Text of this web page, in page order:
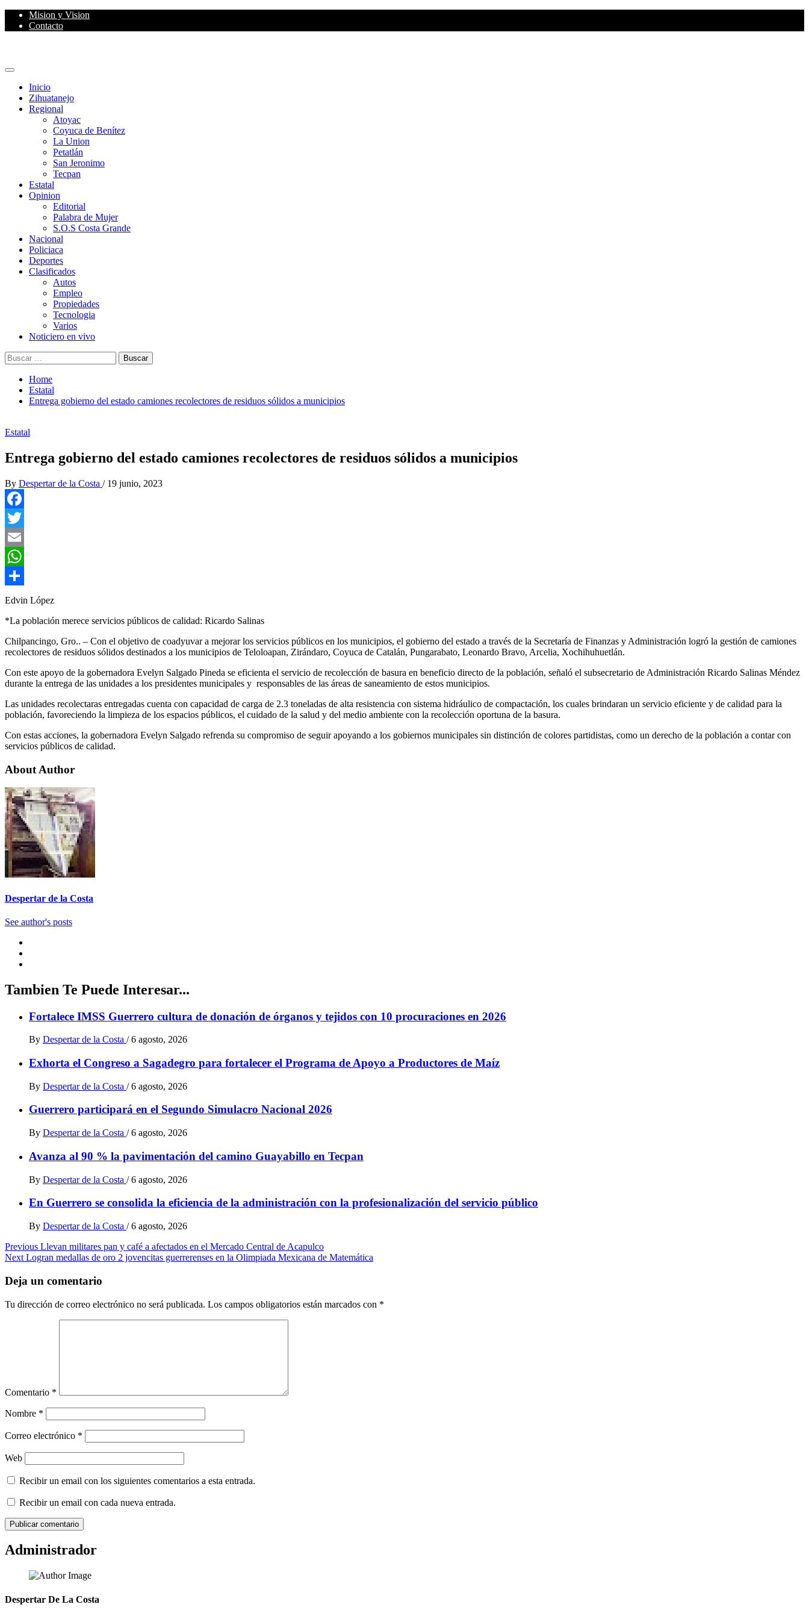
Skip
Mision y Vision
Contacto
Primary
Inicio
Zihuatanejo
Regional
Atoyac
Coyuca de Benítez
La Union
Petatlán
San Jeronimo
Tecpan
Estatal
Opinion
Editorial
Palabra de Mujer
S.O.S Costa Grande
Nacional
Policiaca
Deportes
Clasificados
Autos
Empleo
Propiedades
Tecnologia
Varios
Noticiero en vivo
Buscar:
Home
Estatal
Entrega gobierno del estado camiones recolectores de residuos sólidos a municipios
Estatal
Entrega gobierno del estado camiones recolectores de residuos sólidos a municipios
By Despertar de la Costa / 19 junio, 2023
Facebook
Twitter
Email
WhatsApp
Compartir
Edvin López
*La población merece servicios públicos de calidad: Ricardo Salinas
Chilpancingo, Gro.. – Con el objetivo de coadyuvar a mejorar los servicios públicos en los municipios, el gobierno del estado a través de la Secretaría de Finanzas y Administración logró la gestión de camiones
recolectores de residuos sólidos destinados a los municipios de Teloloapan, Zirándaro, Coyuca de Catalán, Pungarabato, Leonardo Bravo, Arcelia, Xochihuhuetlán.
Con este apoyo de la gobernadora Evelyn Salgado Pineda se eficienta el servicio de recolección de basura en beneficio directo de la población, señaló el subsecretario de Administración Ricardo Salinas Méndez
durante la entrega de las unidades a los presidentes municipales y responsables de las áreas de saneamiento de estos municipios.
Las unidades recolectaras entregadas cuenta con capacidad de carga de 2.3 toneladas de alta resistencia con sistema hidráulico de compactación, los cuales brindaran un servicio eficiente y de calidad para la
población, favoreciendo la limpieza de los espacios públicos, el cuidado de la salud y del medio ambiente con la recolección oportuna de la basura.
Con estas acciones, la gobernadora Evelyn Salgado refrenda su compromiso de seguir apoyando a los gobiernos municipales sin distinción de colores partidistas, como un derecho de la población a contar con
servicios públicos de calidad.
About Author
Despertar de la Costa
See author's posts
Tambien Te Puede Interesar...
Fortalece IMSS Guerrero cultura de donación de órganos y tejidos con 10 procuraciones en 2026
By Despertar de la Costa / 6 agosto, 2026
Exhorta el Congreso a Sagadegro para fortalecer el Programa de Apoyo a Productores de Maíz
By Despertar de la Costa / 6 agosto, 2026
Guerrero participará en el Segundo Simulacro Nacional 2026
By Despertar de la Costa / 6 agosto, 2026
Avanza al 90 % la pavimentación del camino Guayabillo en Tecpan
By Despertar de la Costa / 6 agosto, 2026
En Guerrero se consolida la eficiencia de la administración con la profesionalización del servicio público
By Despertar de la Costa / 6 agosto, 2026
Post
navigation
Previous Llevan militares pan y café a afectados en el Mercado Central de Acapulco
Next Logran medallas de oro 2 jovencitas guerrerenses en la Olimpiada Mexicana de Matemática
Deja un comentario
Tu dirección de correo electrónico no será publicada. Los campos obligatorios están marcados con *
Comentario *
Nombre *
Correo electrónico *
Web
Recibir un email con los siguientes comentarios a esta entrada.
Recibir un email con cada nueva entrada.
Administrador
Despertar De La Costa